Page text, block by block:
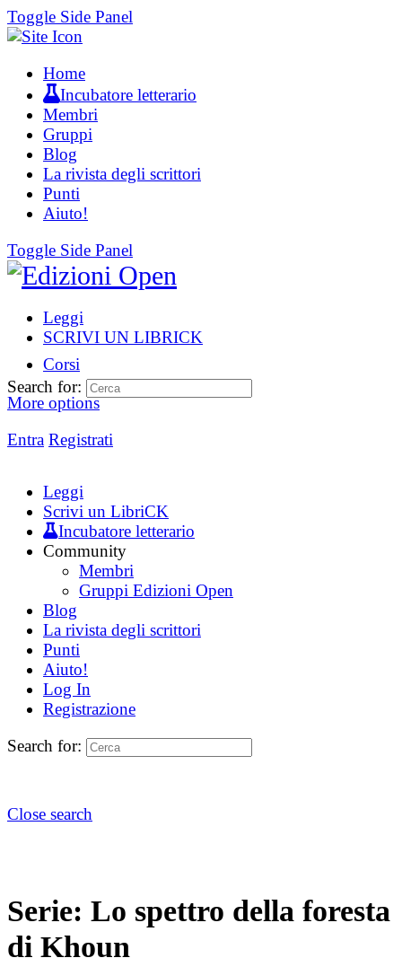
Toggle Side Panel
Home
Incubatore letterario
Membri
Gruppi
Blog
La rivista degli scrittori
Punti
Aiuto!
Toggle Side Panel
Leggi
SCRIVI UN LIBRICK
Corsi
More options
Entra Registrati
Search for:
Leggi
Scrivi un LibriCK
Incubatore letterario
Community
Membri
Gruppi Edizioni Open
Blog
La rivista degli scrittori
Punti
Aiuto!
Log In
Registrazione
Search for:
Close search
Serie: Lo spettro della foresta
di Khoun